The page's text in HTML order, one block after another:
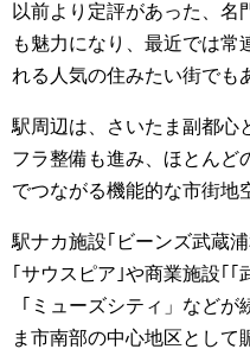
以前より定評があった、名
も魅力になり、最近では常
れる人気の住みたい街でも
駅周辺は、さいたま副都心
フラ整備も進み、ほとんど
でつながる機能的な市街地
駅ナカ施設｢ビーンズ武蔵
｢サウスピア｣や商業施設｢｢
「ミューズシティ」など
ま市南部の中心地区として